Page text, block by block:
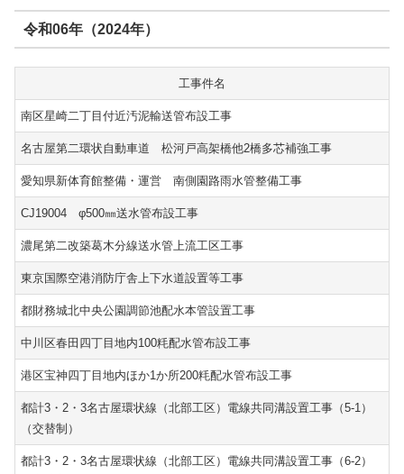
令和06年（2024年）
工事件名
南区星崎二丁目付近汚泥輸送管布設工事
名古屋第二環状自動車道 松河戸高架橋他2橋多芯補強工事
愛知県新体育館整備・運営 南側園路雨水管整備工事
CJ19004 φ500㎜送水管布設工事
濃尾第二改築葛木分線送水管上流工区工事
東京国際空港消防庁舎上下水道設置等工事
都財務城北中央公園調節池配水本管設置工事
中川区春田四丁目地内100粍配水管布設工事
港区宝神四丁目地内ほか1か所200粍配水管布設工事
都計3・2・3名古屋環状線（北部工区）電線共同溝設置工事（5-1）
（交替制）
都計3・2・3名古屋環状線（北部工区）電線共同溝設置工事（6-2）